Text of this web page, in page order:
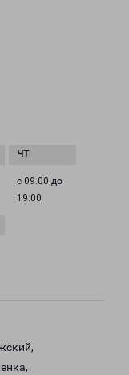
с 09:00 до
19:00